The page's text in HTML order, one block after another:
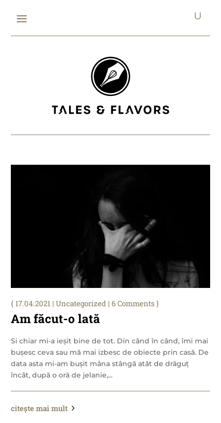
Am făcut-o lată
17.04.2021 |Uncategorized | 6 Comments
Si chiar mi-a ieșit bine de tot. Din când în când, îmi mai
bușesc ceva sau mă mai izbesc de obiecte prin casă. De
data asta mi-am bușit mâna stângă atât de drăguț
încât, după o oră de jelanie,...
citește mai mult